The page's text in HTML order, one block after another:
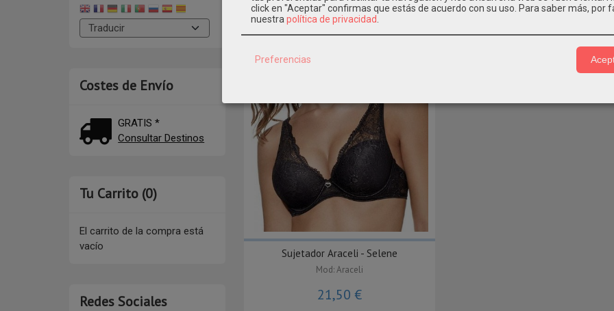
Costes de Envío
GRATIS *
Consultar Destinos
Tu Carrito (0)
El carrito de la compra está
vacío
Redes Sociales
15,95 € 17,50 €
Sujetador Araceli - Selene
Mod: Araceli
21,50 €
click en "Aceptar" confirmas que estás de acuerdo con su uso. Para saber más, por
nuestra política de privacidad
Preferencias